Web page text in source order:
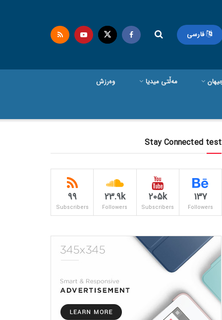
فارسی
مەڵتی میدیا وەرزش
Stay Connected test
137
Followers
205k
Subscribers
23.9k
Followers
99
Subscribers